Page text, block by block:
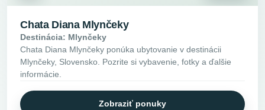
Chata Diana Mlynčeky
Destinácia: Mlynčeky
Chata Diana Mlynčeky ponúka ubytovanie v destinácii
Mlynčeky, Slovensko. Pozrite si vybavenie, fotky a ďalšie
informácie.
Zobraziť ponuky